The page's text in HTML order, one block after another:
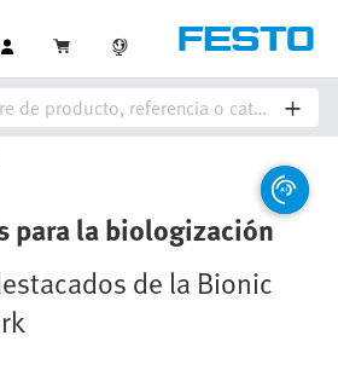
para la biologización
de la Bionic